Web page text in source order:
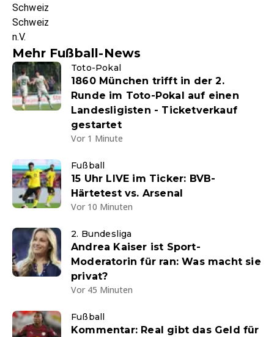
Schweiz
Schweiz
n.V.
Mehr Fußball-News
Toto-Pokal
1860 München trifft in der 2.
Runde im Toto-Pokal auf einen
Landesligisten - Ticketverkauf
gestartet
Vor 1 Minute
Fußball
15 Uhr LIVE im Ticker: BVB-
Härtetest vs. Arsenal
Vor 10 Minuten
2. Bundesliga
Andrea Kaiser ist Sport-
Moderatorin für ran: Was macht sie
privat?
Vor 45 Minuten
Fußball
Kommentar: Real gibt das Geld für